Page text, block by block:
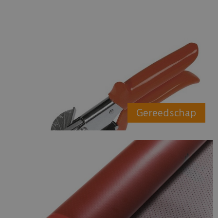
Gereedschap